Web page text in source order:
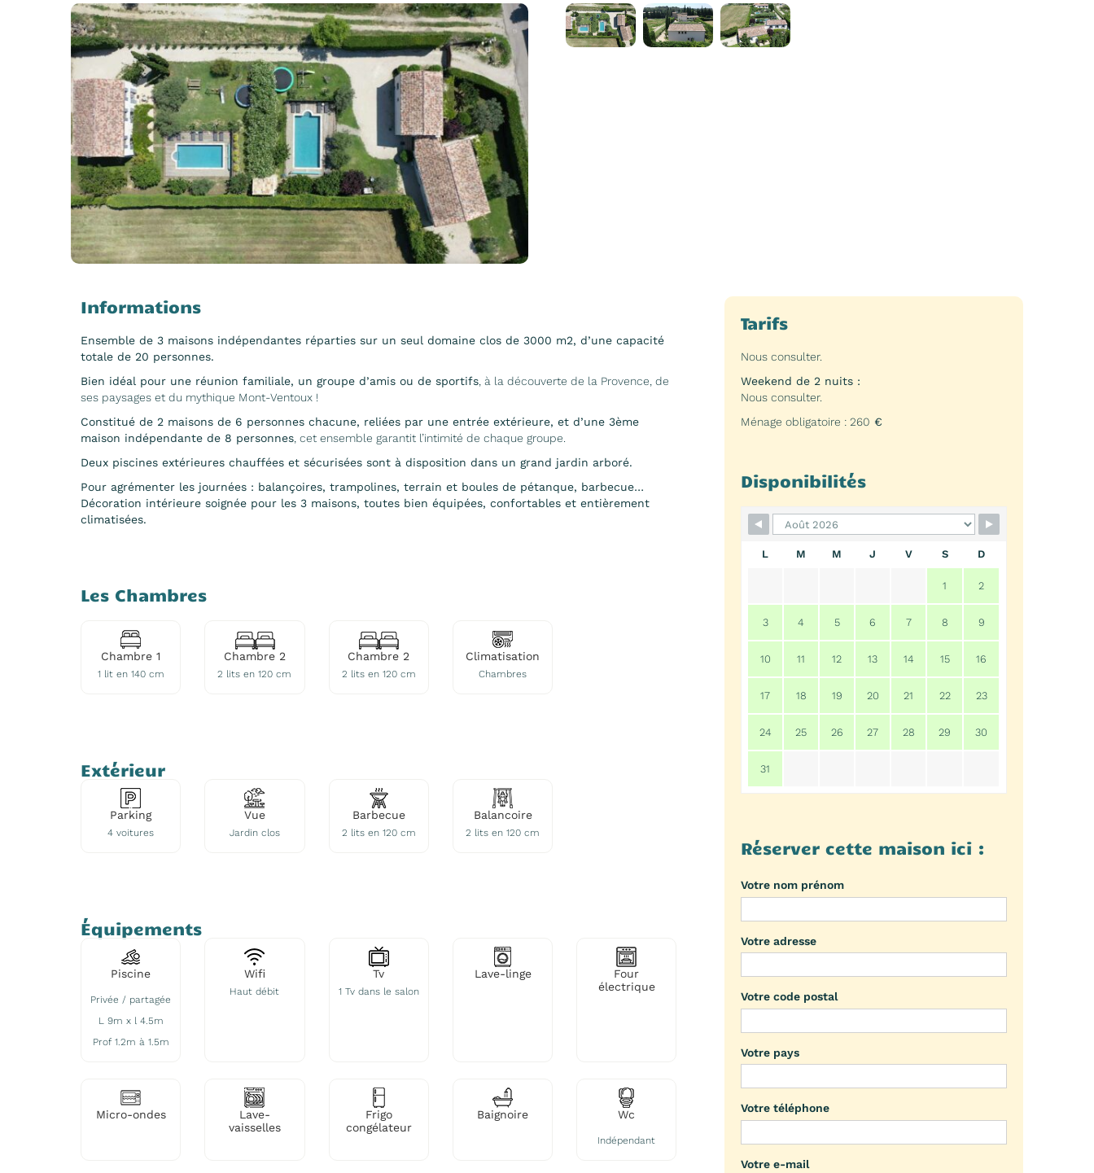
Informations
Ensemble de 3 maisons indépendantes réparties sur un seul domaine clos de 3000 m2, d’une capacité
totale de 20 personnes.
Bien idéal pour une réunion familiale, un groupe d’amis ou de sportifs, à la découverte de la Provence, de
ses paysages et du mythique Mont-Ventoux !
Constitué de 2 maisons de 6 personnes chacune, reliées par une entrée extérieure, et d’une 3ème
maison indépendante de 8 personnes, cet ensemble garantit l’intimité de chaque groupe.
Deux piscines extérieures chauffées et sécurisées sont à disposition dans un grand jardin arboré.
Pour agrémenter les journées : balançoires, trampolines, terrain et boules de pétanque, barbecue…
Décoration intérieure soignée pour les 3 maisons, toutes bien équipées, confortables et entièrement
climatisées.
Les Chambres
Chambre 1
1 lit en 140 cm
Chambre 2
2 lits en 120 cm
Chambre 2
2 lits en 120 cm
Climatisation
Chambres
Extérieur
Parking
4 voitures
Vue
Jardin clos
Barbecue
2 lits en 120 cm
Balancoire
2 lits en 120 cm
Équipements
Piscine
Privée / partagée
L 9m x l 4.5m
Prof 1.2m à 1.5m
Wifi
Haut débit
Tv
1 Tv dans le salon
Lave-linge
Four
électrique
Micro-ondes
Lave-
vaisselles
Frigo
congélateur
Baignoire Wc
Indépendant
Tarifs
Nous consulter.
Weekend de 2 nuits :
Nous consulter.
Ménage obligatoire : 260 €
Disponibilités
L M M J V S D
1 2
3 4 5 6 7 8 9
10 11 12 13 14 15 16
17 18 19 20 21 22 23
24 25 26 27 28 29 30
31
Réserver cette maison ici :
Votre nom prénom
Votre adresse
Votre code postal
Votre pays
Votre téléphone
Votre e-mail